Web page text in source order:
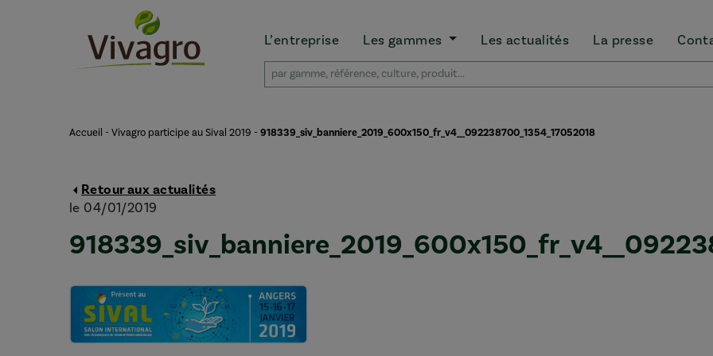
L’entreprise Les gammes Les actualités La presse
Accueil -Vivagro participe au Sival 2019 -918339_siv_banniere_2019_600x150_fr_v4__092238700_1354_17052018
Retour aux actualités
le 04/01/2019